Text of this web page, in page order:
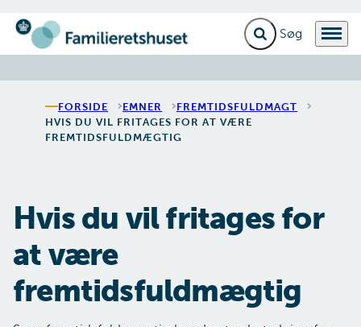
Gå til forsiden Fold søgefelt ud
Menu
FORSIDE EMNER
FREMTIDSFULDMAGT
HVIS DU VIL FRITAGES FOR AT VÆRE
FREMTIDSFULDMÆGTIG
Hvis du vil fritages for
at være
fremtidsfuldmægtig